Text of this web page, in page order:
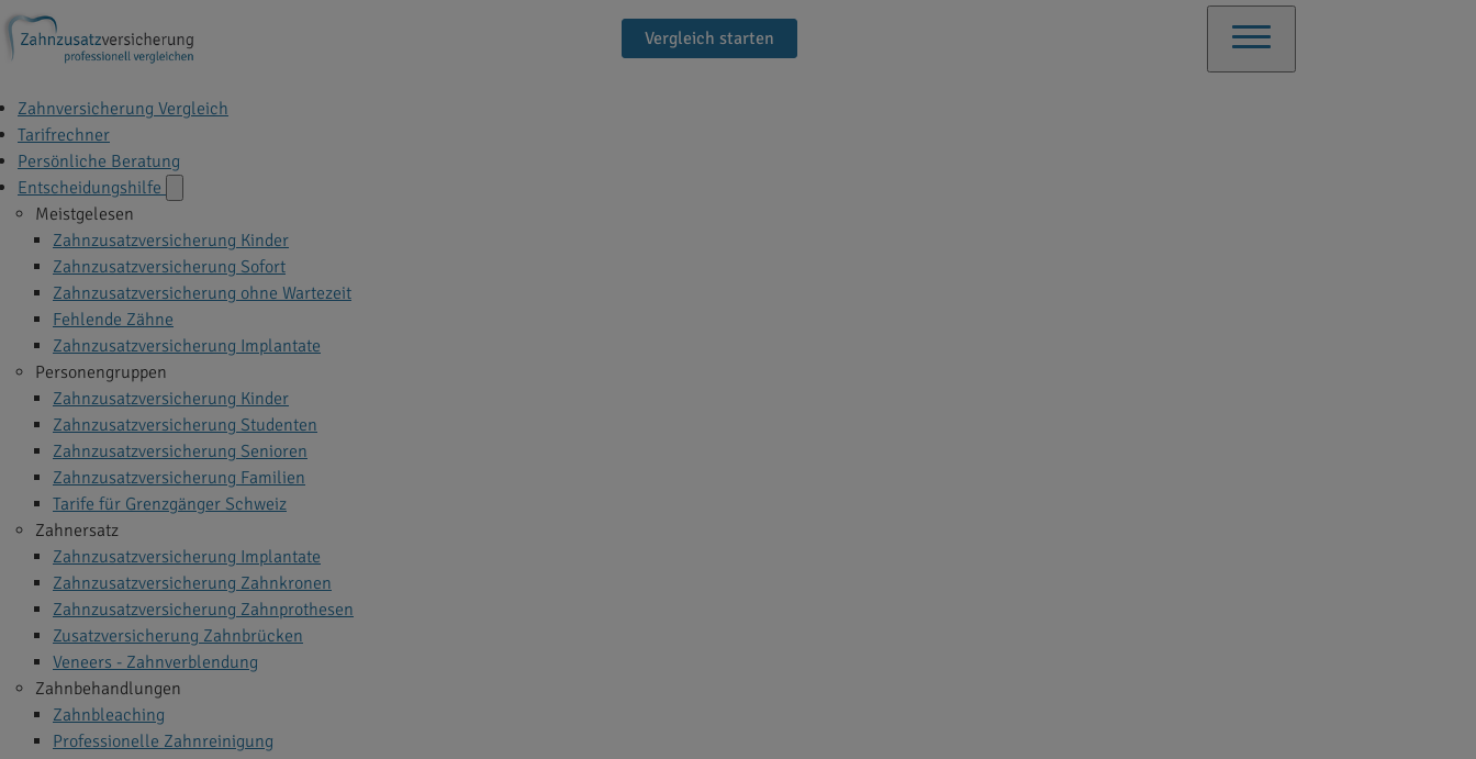
Vergleich starten
Zahnversicherung Vergleich
Tarifrechner
Persönliche Beratung
Entscheidungshilfe
Meistgelesen
Zahnzusatzversicherung Kinder
Zahnzusatzversicherung Sofort
Zahnzusatzversicherung ohne Wartezeit
Fehlende Zähne
Zahnzusatzversicherung Implantate
Personengruppen
Zahnzusatzversicherung Kinder
Zahnzusatzversicherung Studenten
Zahnzusatzversicherung Senioren
Zahnzusatzversicherung Familien
Tarife für Grenzgänger Schweiz
Zahnersatz
Zahnzusatzversicherung Implantate
Zahnzusatzversicherung Zahnkronen
Zahnzusatzversicherung Zahnprothesen
Zusatzversicherung Zahnbrücken
Veneers - Zahnverblendung
Zahnbehandlungen
Zahnbleaching
Professionelle Zahnreinigung